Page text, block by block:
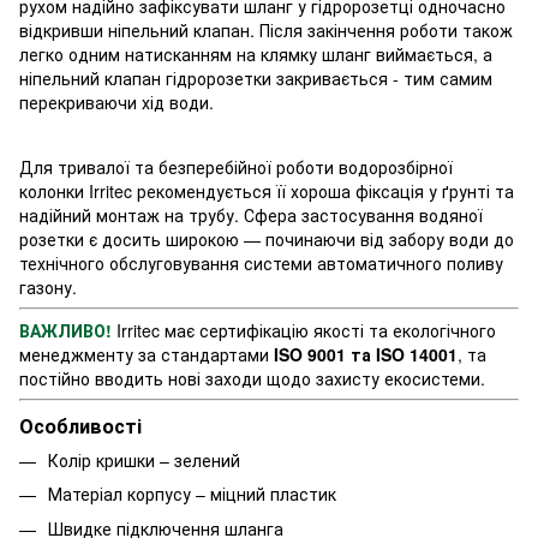
рухом надійно зафіксувати шланг у гідророзетці одночасно
відкривши ніпельний клапан. Після закінчення роботи також
легко одним натисканням на клямку шланг виймається, а
ніпельний клапан гідророзетки закривається - тим самим
перекриваючи хід води.
Для тривалої та безперебійної роботи водорозбірної
колонки Irritec рекомендується її хороша фіксація у ґрунті та
надійний монтаж на трубу. Сфера застосування водяної
розетки є досить широкою — починаючи від забору води до
технічного обслуговування системи автоматичного поливу
газону.
ВАЖЛИВО! Irritec має сертифікацію якості та екологічного
менеджменту за стандартами ISO 9001 та ISO 14001, та
постійно вводить нові заходи щодо захисту екосистеми.
Особливості
Колір кришки – зелений
Матеріал корпусу – міцний пластик
Швидке підключення шланга